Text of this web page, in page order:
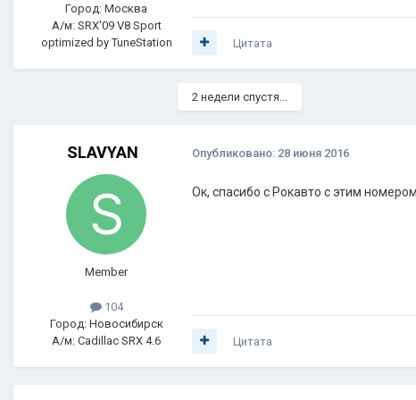
Город: Москва
А/м: SRX'09 V8 Sport
optimized by TuneStation
Цитата
2 недели спустя...
SLAVYAN
Member
104
Город: Новосибирск
А/м: Cadillac SRX 4.6
Опубликовано: 28 июня 2016
Ок, спасибо с Рокавто с этим
Цитата